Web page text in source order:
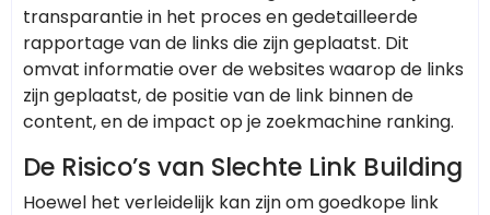
transparantie in het proces en gedetailleerde
rapportage van de links die zijn geplaatst. Dit
omvat informatie over de websites waarop de links
zijn geplaatst, de positie van de link binnen de
content, en de impact op je zoekmachine ranking.
De Risico’s van Slechte Link Building
Hoewel het verleidelijk kan zijn om goedkope link